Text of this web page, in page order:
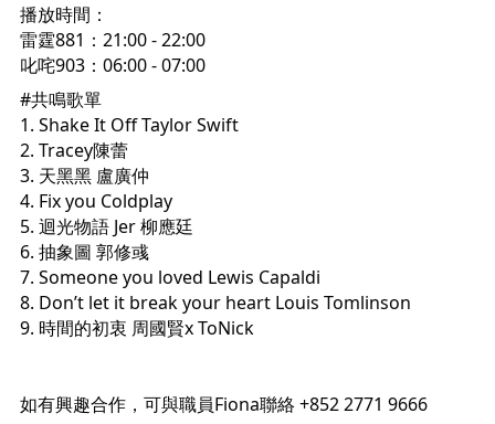
播放時間：
雷霆881：21:00 - 22:00
叱咤903：06:00 - 07:00
#共鳴歌單
1. Shake It Off Taylor Swift
2. Tracey陳蕾
3. 天黑黑 盧廣仲
4. Fix you Coldplay
5. 迴光物語 Jer 柳應廷
6. 抽象圖 郭修彧
7. Someone you loved Lewis Capaldi
8. Don’t let it break your heart Louis Tomlinson
9. 時間的初衷 周國賢x ToNick
如有興趣合作，可與職員Fiona聯絡 +852 2771 9666